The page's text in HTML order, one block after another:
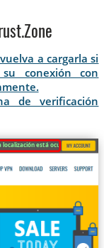
a cargarla si
conexión con
de verificación
localización está oculta!